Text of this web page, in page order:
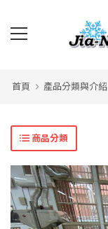
首頁 產品分類與介紹
商品分類